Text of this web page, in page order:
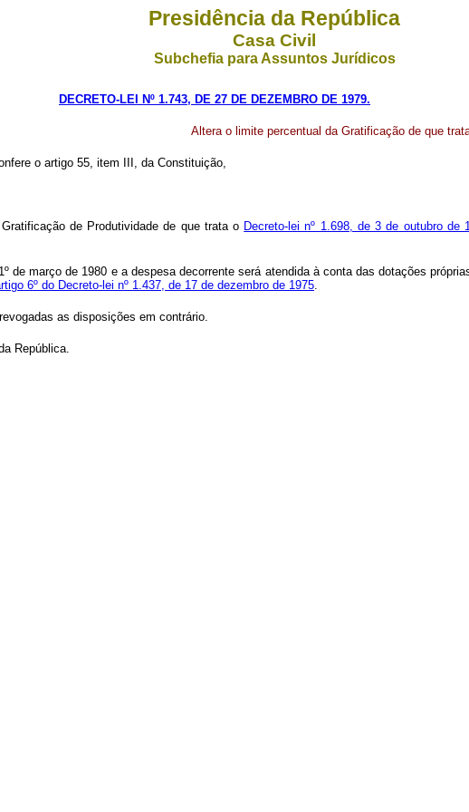
Presidência da República
Casa Civil
Subchefia para Assuntos Jurídicos
DECRETO-LEI Nº 1.743, DE 27 DE DEZEMBRO DE 1979.
Altera o limite percentual da Gratificação de que
o artigo 55, item III, da Constituição,
de Produtividade de que trata o Decreto-lei nº 1.698, de 3 de outubro de
de março de 1980 e a despesa decorrente será atendida à conta das dotações
6º do Decreto-lei nº 1.437, de 17 de dezembro de 1975.
as disposições em contrário.
República.